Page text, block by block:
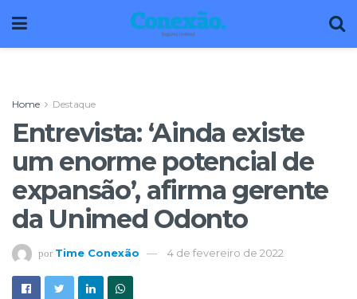
Home Destaque
Entrevista: ‘Ainda existe
um enorme potencial de
expansão’, afirma gerente
da Unimed Odonto
por Time Conexão 4 de fevereiro de 2022